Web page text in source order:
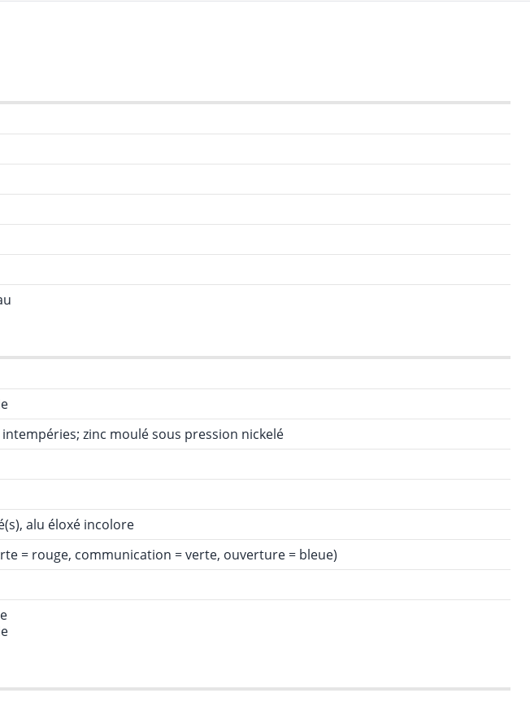
zinc moulé sous pression nickelé
alu éloxé incolore
= rouge, communication = verte, ouverture = bleue)